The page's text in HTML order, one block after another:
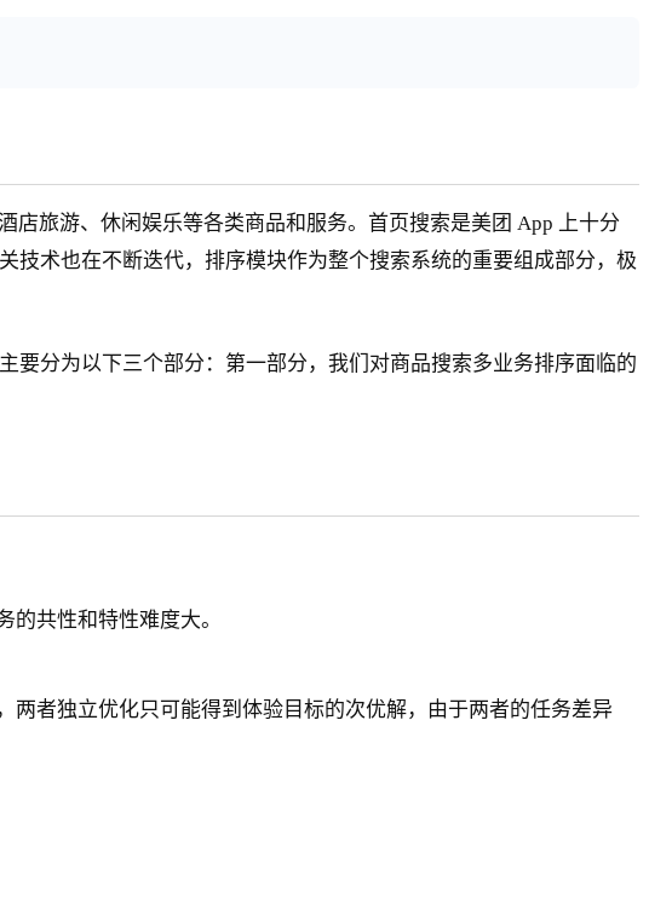
旅游、休闲娱乐等各类商品和服务。首页搜索是美团 App 上十分
技术也在不断迭代，排序模块作为整个搜索系统的重要组成部分，极
分为以下三个部分：第一部分，我们对商品搜索多业务排序面临的
共性和特性难度大。
者独立优化只可能得到体验目标的次优解，由于两者的任务差异